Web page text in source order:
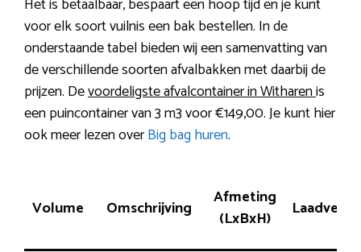
voor elk soort vuilnis een bak bestellen. In de
onderstaande tabel bieden wij een samenvatting van
de verschillende soorten afvalbakken met daarbij de
prijzen. Devoordeligste afvalcontainer in Witharenis
een puincontainer van 3 m3 voor €149,00. Je kunt hier
ook meer lezen overBig bag huren.
Volume Omschrijving
Afmeting
(LxBxH)